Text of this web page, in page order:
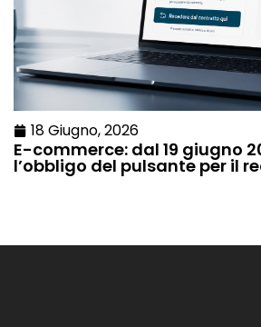
18 Giugno, 2026
E-commerce: dal 19 giugno
l’obbligo del pulsante per il